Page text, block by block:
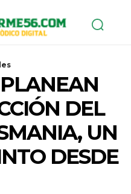
DEL
UN
DESDE